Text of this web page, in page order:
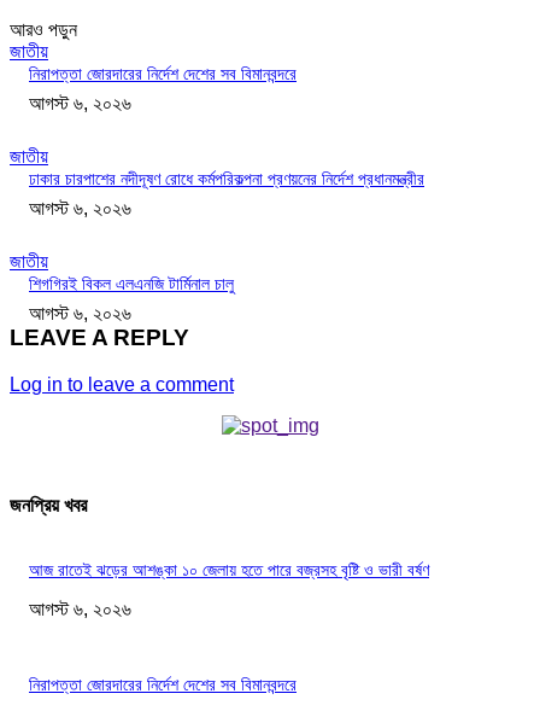
আরও পড়ুন
জাতীয়
নিরাপত্তা জোরদারের নির্দেশ দেশের সব বিমানবন্দরে
আগস্ট ৬, ২০২৬
জাতীয়
ঢাকার চারপাশের নদীদূষণ রোধে কর্মপরিকল্পনা প্রণয়নের নির্দেশ প্রধানমন্ত্রীর
আগস্ট ৬, ২০২৬
জাতীয়
শিগগিরই বিকল এলএনজি টার্মিনাল চালু
আগস্ট ৬, ২০২৬
LEAVE A REPLY
Log in to leave a comment
জনপ্রিয় খবর
আজ রাতেই ঝড়ের আশঙ্কা ১০ জেলায় হতে পারে বজ্রসহ বৃষ্টি ও ভারী বর্ষণ
আগস্ট ৬, ২০২৬
নিরাপত্তা জোরদারের নির্দেশ দেশের সব বিমানবন্দরে